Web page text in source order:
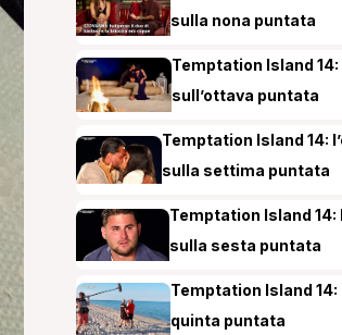
sulla nona puntata
Temptation Island 14:
sull’ottava puntata
Temptation Island 14:
sulla settima puntata
Temptation Island 14:
sulla sesta puntata
Temptation Island 14:
quinta puntata